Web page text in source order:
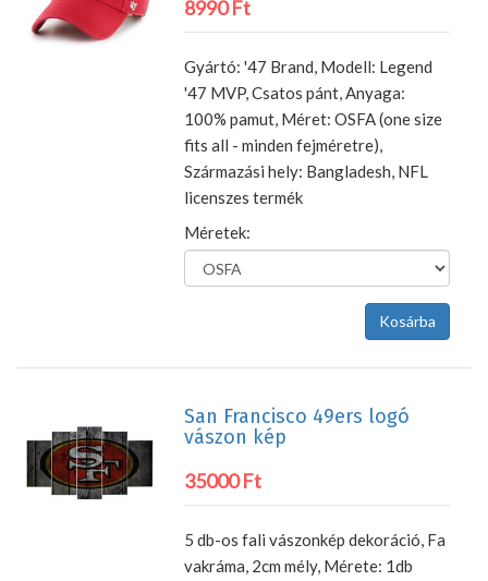
8990 Ft
Gyártó: '47 Brand, Modell: Legend
'47 MVP, Csatos pánt, Anyaga:
100% pamut, Méret: OSFA (one size
fits all - minden fejméretre),
Származási hely: Bangladesh, NFL
licenszes termék
Méretek:
San Francisco 49ers logó
vászon kép
35000 Ft
5 db-os fali vászonkép dekoráció, Fa
vakráma, 2cm mély, Mérete: 1db